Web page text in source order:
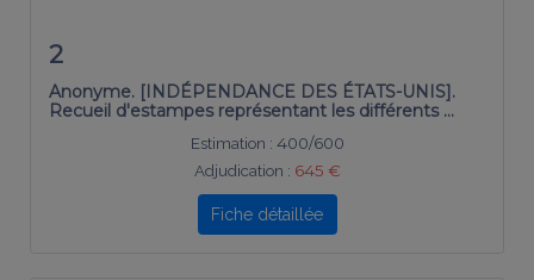
2
Anonyme. [INDÉPENDANCE DES ÉTATS-UNIS].
Recueil d'estampes représentant les différents …
Estimation : 400/600
Adjudication : 645 €
Fiche détaillée